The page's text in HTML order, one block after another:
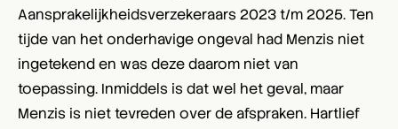
Aansprakelijkheidsverzekeraars 2023 t/m 2025. Ten
tijde van het onderhavige ongeval had Menzis niet
ingetekend en was deze daarom niet van
toepassing. Inmiddels is dat wel het geval, maar
Menzis is niet tevreden over de afspraken. Hartlief